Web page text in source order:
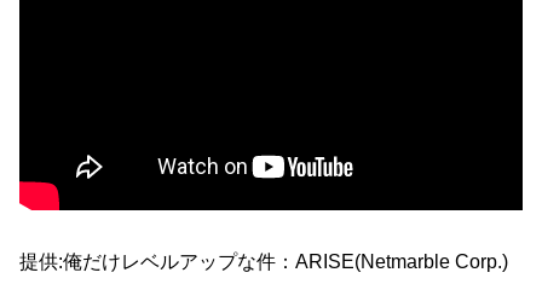
提供:俺だけレベルアップな件：ARISE(Netmarble Corp.)